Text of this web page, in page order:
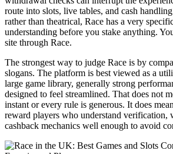
route into slots, live tables, and cash
rather than theatrical, Race has a very
understanding before you stake anything.
site through Race.
The strongest way to judge Race is by
slogans. The platform is best viewed as a
large game library, generally strong
designed to feel streamlined. That does not
instant or every rule is generous. It does
reward players who understand verification,
cashback mechanics well enough to avoid